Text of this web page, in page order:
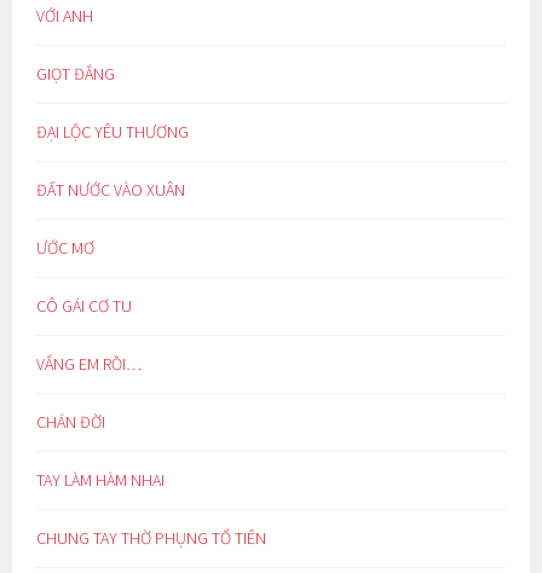
VỚI ANH
GIỌT ĐẮNG
ĐẠI LỘC YÊU THƯƠNG
ĐẤT NƯỚC VÀO XUÂN
ƯỚC MƠ
CÔ GÁI CƠ TU
VẮNG EM RỒI…
CHÁN ĐỜI
TAY LÀM HÀM NHAI
CHUNG TAY THỜ PHỤNG TỔ TIÊN